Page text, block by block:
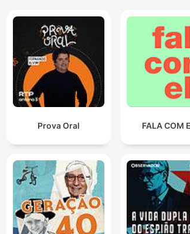
de la frustration quand on est quand
des insignes de l'État, porteur d'un
se faire chahuter, se faire malmener par
lui est en infraction.
exprime le sentiment d'impuissance
le poil à gratter de notre agriculture
la perception négative et l'hostilité que
biodiversité suscite auprès du monde agricole.
d'impuissance et d'inefficacité, il se
Prova Oral FALA COM